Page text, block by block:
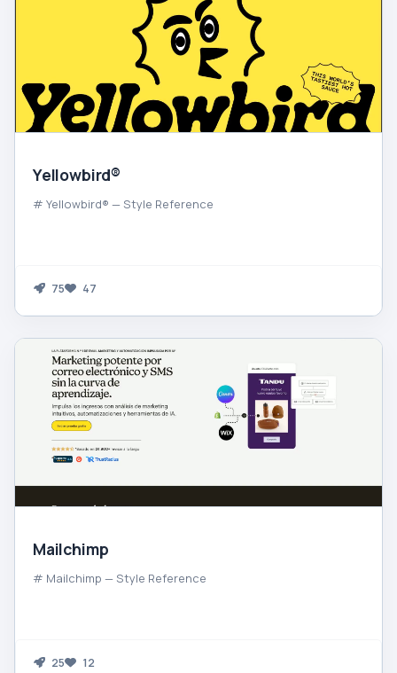
Yellowbird®
# Yellowbird® — Style Reference
75 47
Mailchimp
# Mailchimp — Style Reference
25 12